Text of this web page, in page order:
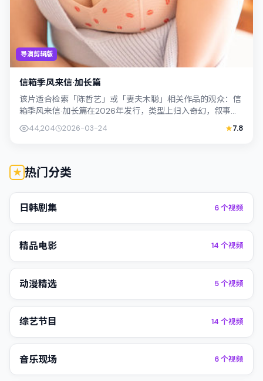
导演剪辑版
信箱季风来信·加长篇
该片适合检索「陈哲艺」或「妻夫木聪」相关作品的观众：信
箱季风来信·加长篇在2026年发行，类型上归入奇幻，叙事焦
点落在家庭与社会的交错地带；配角...
44,204 2026-03-24 7.8
热门分类
日韩剧集 6个视频
精品电影 14 个视频
动漫精选 5个视频
综艺节目 14 个视频
音乐现场 6个视频